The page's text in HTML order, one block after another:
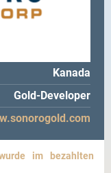
Kanada
Gold-Developer
im bezahlten